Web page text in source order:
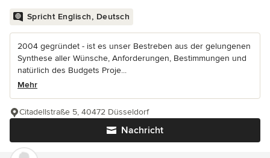
Spricht Englisch, Deutsch
2004 gegründet - ist es unser Bestreben aus der gelungenen
Synthese aller Wünsche, Anforderungen, Bestimmungen und
natürlich des Budgets Proje...
Mehr
Nachricht
Citadellstraße 5, 40472 Düsseldorf